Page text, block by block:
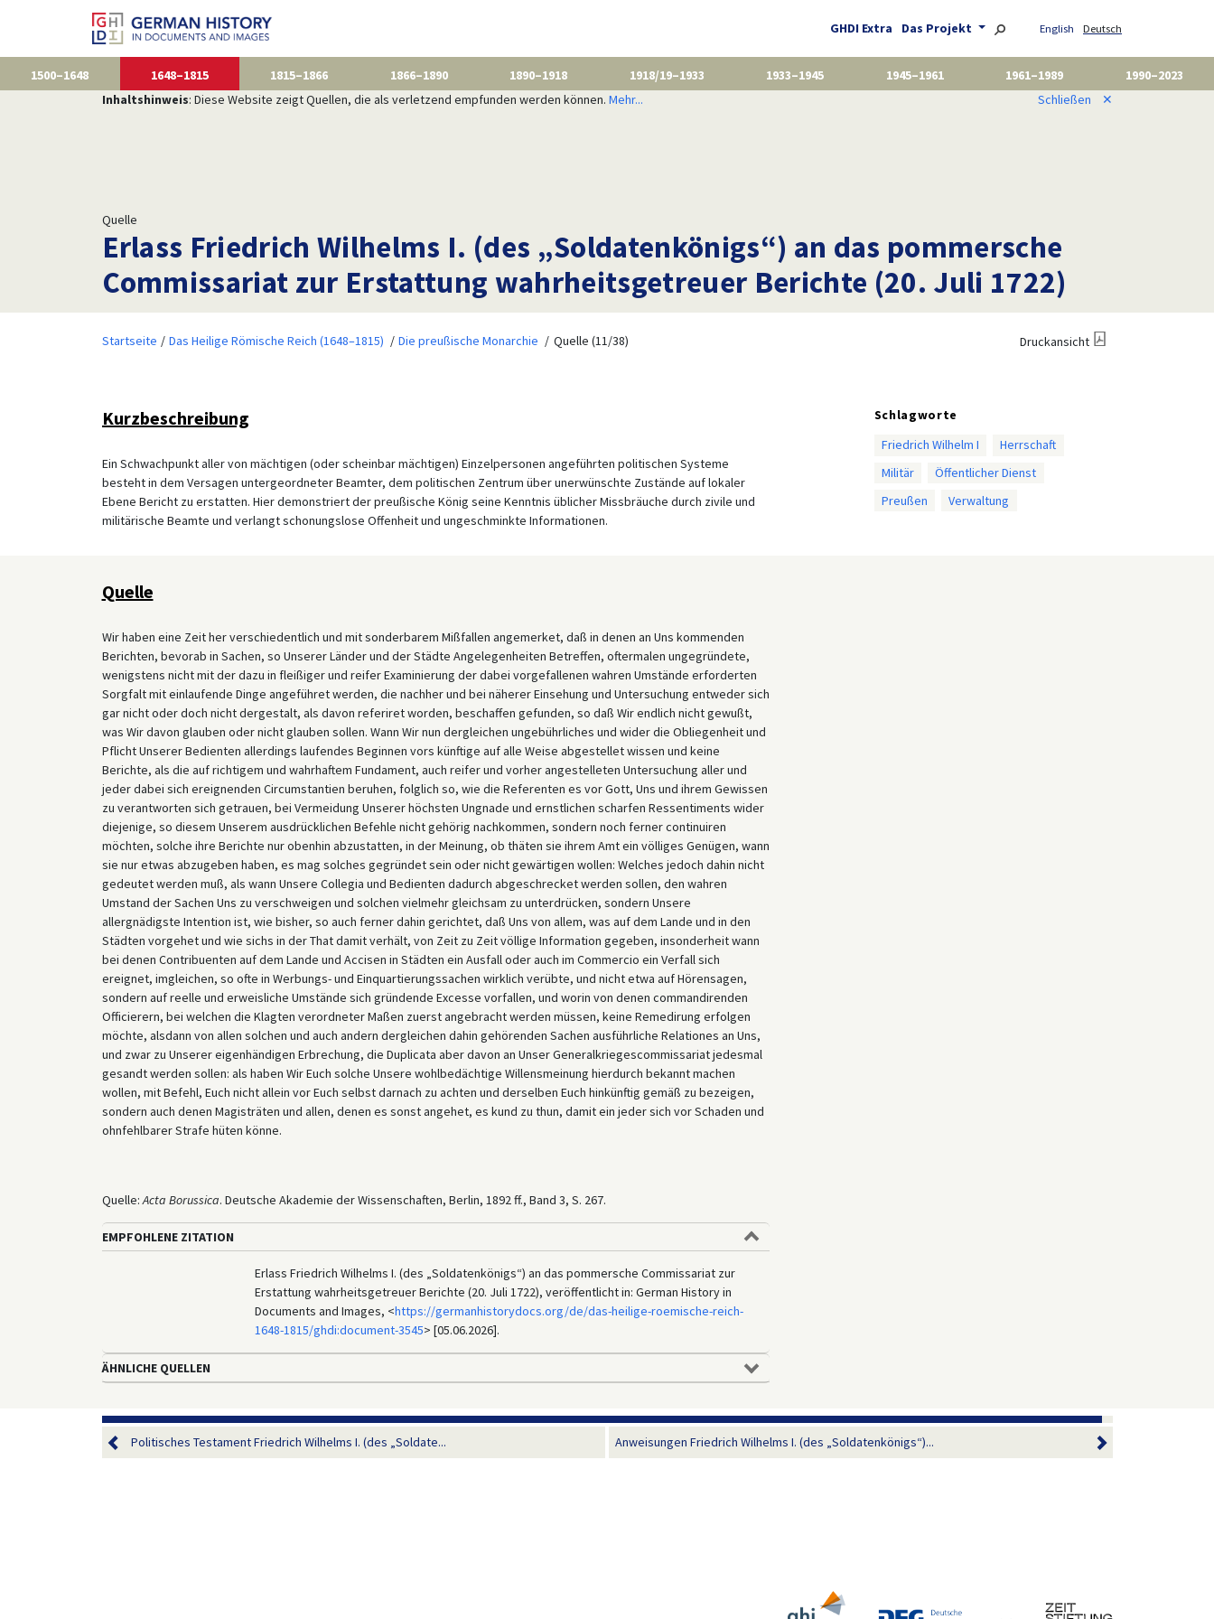
GHDI Extra Das Projekt English Deutsch
1500–1648 1648–1815 1815–1866 1866–1890 1890–1918 1918/19–1933 1933–1945 1945–1961 1961–1989
1990–2023
Inhaltshinweis: Diese Website zeigt Quellen, die als verletzend empfunden werden können. Mehr... Schließen ✕
Quelle
Erlass Friedrich Wilhelms I. (des „Soldatenkönigs“) an das pommersche
Commissariat zur Erstattung wahrheitsgetreuer Berichte (20. Juli 1722)
Startseite Das Heilige Römische Reich (1648–1815) Die preußische Monarchie Quelle (11/38) Druckansicht
Kurzbeschreibung
Ein Schwachpunkt aller von mächtigen (oder scheinbar mächtigen) Einzelpersonen angeführten politischen Systeme
besteht in dem Versagen untergeordneter Beamter, dem politischen Zentrum über unerwünschte Zustände auf lokaler
Ebene Bericht zu erstatten. Hier demonstriert der preußische König seine Kenntnis üblicher Missbräuche durch zivile und
militärische Beamte und verlangt schonungslose Offenheit und ungeschminkte Informationen.
Schlagworte
Friedrich Wilhelm I
Herrschaft
Militär
Öffentlicher Dienst
Preußen
Verwaltung
Quelle
Wir haben eine Zeit her verschiedentlich und mit sonderbarem Mißfallen angemerket, daß in denen an Uns kommenden
Berichten, bevorab in Sachen, so Unserer Länder und der Städte Angelegenheiten Betreffen, oftermalen ungegründete,
wenigstens nicht mit der dazu in fleißiger und reifer Examinierung der dabei vorgefallenen wahren Umstände erforderten
Sorgfalt mit einlaufende Dinge angeführet werden, die nachher und bei näherer Einsehung und Untersuchung entweder sich
gar nicht oder doch nicht dergestalt, als davon referiret worden, beschaffen gefunden, so daß Wir endlich nicht gewußt,
was Wir davon glauben oder nicht glauben sollen. Wann Wir nun dergleichen ungebührliches und wider die Obliegenheit und
Pflicht Unserer Bedienten allerdings laufendes Beginnen vors künftige auf alle Weise abgestellet wissen und keine
Berichte, als die auf richtigem und wahrhaftem Fundament, auch reifer und vorher angestelleten Untersuchung aller und
jeder dabei sich ereignenden Circumstantien beruhen, folglich so, wie die Referenten es vor Gott, Uns und ihrem Gewissen
zu verantworten sich getrauen, bei Vermeidung Unserer höchsten Ungnade und ernstlichen scharfen Ressentiments wider
diejenige, so diesem Unserem ausdrücklichen Befehle nicht gehörig nachkommen, sondern noch ferner continuiren
möchten, solche ihre Berichte nur obenhin abzustatten, in der Meinung, ob thäten sie ihrem Amt ein völliges Genügen, wann
sie nur etwas abzugeben haben, es mag solches gegründet sein oder nicht gewärtigen wollen: Welches jedoch dahin nicht
gedeutet werden muß, als wann Unsere Collegia und Bedienten dadurch abgeschrecket werden sollen, den wahren
Umstand der Sachen Uns zu verschweigen und solchen vielmehr gleichsam zu unterdrücken, sondern Unsere
allergnädigste Intention ist, wie bisher, so auch ferner dahin gerichtet, daß Uns von allem, was auf dem Lande und in den
Städten vorgehet und wie sichs in der That damit verhält, von Zeit zu Zeit völlige Information gegeben, insonderheit wann
bei denen Contribuenten auf dem Lande und Accisen in Städten ein Ausfall oder auch im Commercio ein Verfall sich
ereignet, imgleichen, so ofte in Werbungs- und Einquartierungssachen wirklich verübte, und nicht etwa auf Hörensagen,
sondern auf reelle und erweisliche Umstände sich gründende Excesse vorfallen, und worin von denen commandirenden
Officierern, bei welchen die Klagten verordneter Maßen zuerst angebracht werden müssen, keine Remedirung erfolgen
möchte, alsdann von allen solchen und auch andern dergleichen dahin gehörenden Sachen ausführliche Relationes an Uns,
und zwar zu Unserer eigenhändigen Erbrechung, die Duplicata aber davon an Unser Generalkriegescommissariat jedesmal
gesandt werden sollen: als haben Wir Euch solche Unsere wohlbedächtige Willensmeinung hierdurch bekannt machen
wollen, mit Befehl, Euch nicht allein vor Euch selbst darnach zu achten und derselben Euch hinkünftig gemäß zu bezeigen,
sondern auch denen Magisträten und allen, denen es sonst angehet, es kund zu thun, damit ein jeder sich vor Schaden und
ohnfehlbarer Strafe hüten könne.
Quelle:Acta Borussica. Deutsche Akademie der Wissenschaften, Berlin, 1892 ff., Band 3, S. 267.
EMPFOHLENE ZITATION
Erlass Friedrich Wilhelms I. (des „Soldatenkönigs“) an das pommersche Commissariat zur
Erstattung wahrheitsgetreuer Berichte (20. Juli 1722), veröffentlicht in: German History in
Documents and Images, <https://germanhistorydocs.org/de/das-heilige-roemische-reich-
1648-1815/ghdi:document-3545> [05.06.2026].
ÄHNLICHE QUELLEN
Politisches Testament Friedrich Wilhelms I. (des „Soldate... Anweisungen Friedrich Wilhelms I. (des „Soldatenkönigs“)...